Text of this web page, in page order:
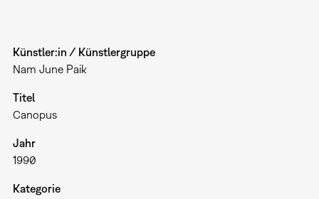
Künstler:in / Künstlergruppe
Nam June Paik
Titel
Canopus
Jahr
1990
Kategorie